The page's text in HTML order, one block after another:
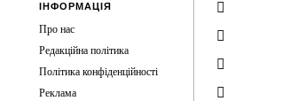
ІНФОРМАЦІЯ
Про нас
Редакційна політика
Політика конфіденційності
Реклама